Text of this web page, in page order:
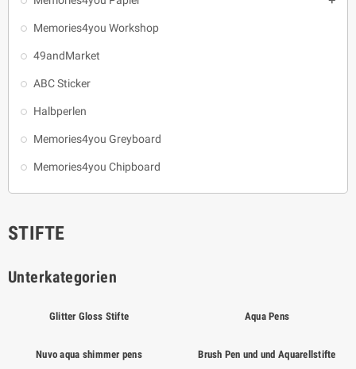
Memories4you Workshop
49andMarket
ABC Sticker
Halbperlen
Memories4you Greyboard
Memories4you Chipboard
STIFTE
Unterkategorien
Glitter Gloss Stifte Aqua Pens
Nuvo aqua shimmer pens Brush Pen und und Aquarellstifte